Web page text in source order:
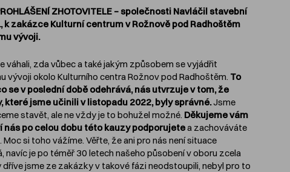
ZHOTOVITELE – společnosti Navláčil stavební
k zakázce Kulturní centrum v Rožnově pod Radhoštěm
vývoji.
váhali, zda vůbec a také jakým způsobem se vyjádřit
vývoji okolo Kulturního centra Rožnov pod Radhoštěm. To
se v poslední době odehrává, nás utvrzuje v tom, že
které jsme učinili v listopadu 2022, byly správné.Jsme
stavět, ale ne vždy je to bohužel možné. Děkujeme vám
nás po celou dobu této kauzy podporujetea zachováváte
Moc si toho vážíme. Věřte, že ani pro nás není situace
navíc je po téměř 30 letech našeho působení v oboru zcela
dříve jsme ze zakázky v takové fázi neodstoupili, nebyl pro to